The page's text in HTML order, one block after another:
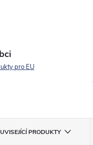
pro EU
PRODUKTY